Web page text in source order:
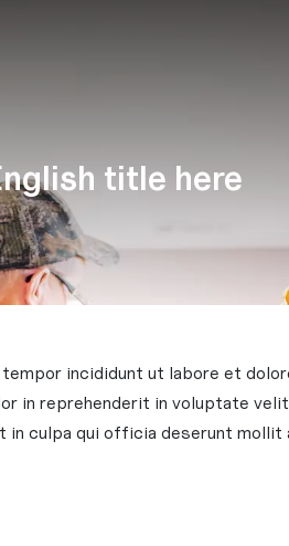
title here
incididunt ut labore et
in reprehenderit in voluptate
in culpa qui officia deserunt mollit